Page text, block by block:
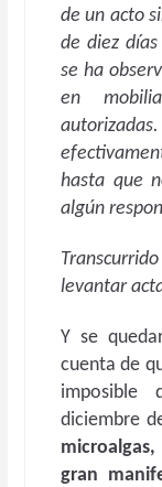
de un acto
de diez
se ha
en
hasta que
algún
levantar
Y se
cuenta de
imposible
diciembre
gran